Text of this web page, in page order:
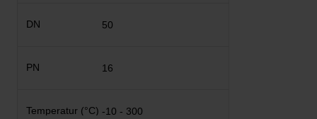
50
16
-10 - 300